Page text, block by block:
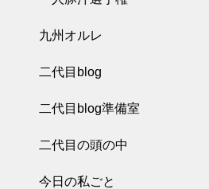
九州オルレ
二代目blog
二代目blog準備室
二代目の頭の中
今日の私ごと